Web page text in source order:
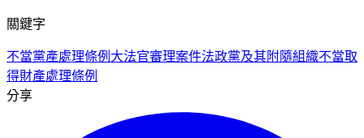
關鍵字
不當黨產處理條例 大法官審理案件法政黨及其附隨組織不當取
得財產處理條例
分享